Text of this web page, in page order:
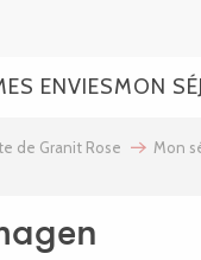
ENVIESMON
de Granit Rose Mon